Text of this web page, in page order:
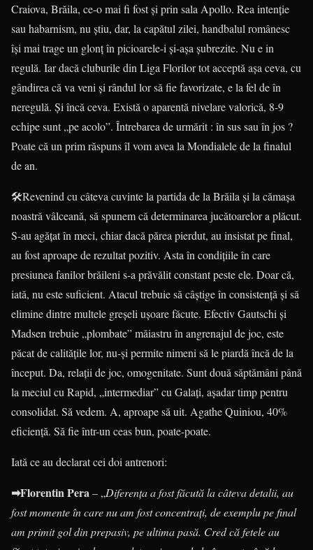
Craiova, Brăila, ce-o mai fi fost și prin sala Apollo. Rea intenție
sau habarnism, nu știu, dar, la capătul zilei, handbalul românesc
își mai trage un glonț în picioarele-i și-așa șubrezite. Nu e in
regulă. Iar dacă cluburile din Liga Florilor tot acceptă așa ceva, cu
gândirea că va veni și rândul lor să fie favorizate, e la fel de în
neregulă. Și încă ceva. Există o aparentă nivelare valorică, 8-9
echipe sunt „pe acolo”. Întrebarea de urmărit : în sus sau în jos ?
Poate că un prim răspuns îl vom avea la Mondialele de la finalul
de an.
🛠Revenind cu câteva cuvinte la partida de la Brăila și la cămașa
noastră vâlceană, să spunem că determinarea jucătoarelor a plăcut.
S-au agățat în meci, chiar dacă părea pierdut, au insistat pe final,
au fost aproape de rezultat pozitiv. Asta în condițiile în care
presiunea fanilor brăileni s-a prăvălit constant peste ele. Doar că,
iată, nu este suficient. Atacul trebuie să câștige în consistență și să
elimine dintre multele greșeli ușoare făcute. Efectiv Gautschi și
Madsen trebuie „plombate” măiastru în angrenajul de joc, este
păcat de calitățile lor, nu-și permite nimeni să le piardă încă de la
început. Da, relații de joc, omogenitate. Sunt două săptămâni până
la meciul cu Rapid, „intermediar” cu Galați, așadar timp pentru
consolidat. Să vedem. A, aproape să uit. Agathe Quiniou, 40%
eficiență. Să fie într-un ceas bun, poate-poate.
Iată ce au declarat cei doi antrenori:
➡Florentin Pera– „Diferența a fost făcută la câteva detalii, au
fost momente în care nu am fost concentrați, de exemplu pe final
am primit gol din prepasiv, pe ultima pasă. Cred că fetele au